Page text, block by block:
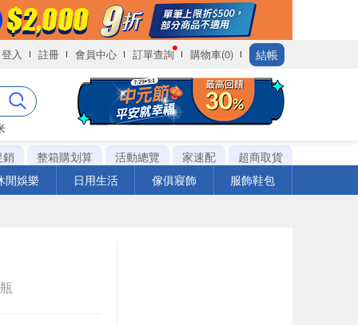
登入 註冊 會員中心 訂單查詢 購物車(0) 結帳
銷
整箱購划算 活動總覽 家速配
超商取貨
閒娛樂
日用生活 傢俱寢飾 服飾鞋包